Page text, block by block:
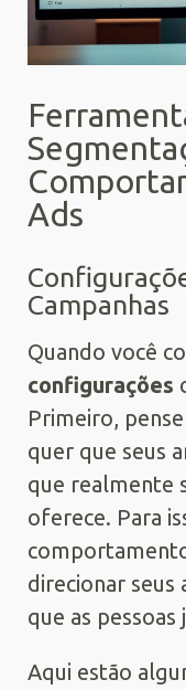
Ads
Campanhas
Quando você
configurações
Primeiro,
quer que seus
que realmente
oferece. Para
direcionar seus
que as
Aqui estão